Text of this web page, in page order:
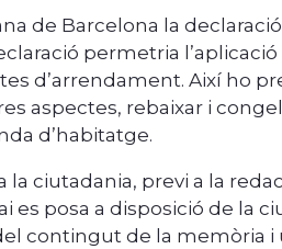
de Barcelona la
permetria
d’arrendament. Així ho
aspectes, rebaixar i
d’habitatge.
la ciutadania, previ a la
posa a disposició de la
contingut de la memòria